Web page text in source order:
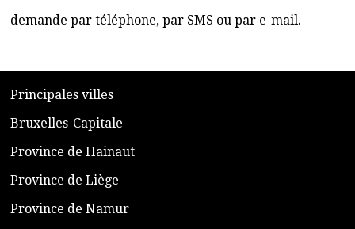
demande par téléphone, par SMS ou par e-mail.
​Principales villes
​Bruxelles-Capitale
​Province de Hainaut
Province de Liège
​Province de Namur